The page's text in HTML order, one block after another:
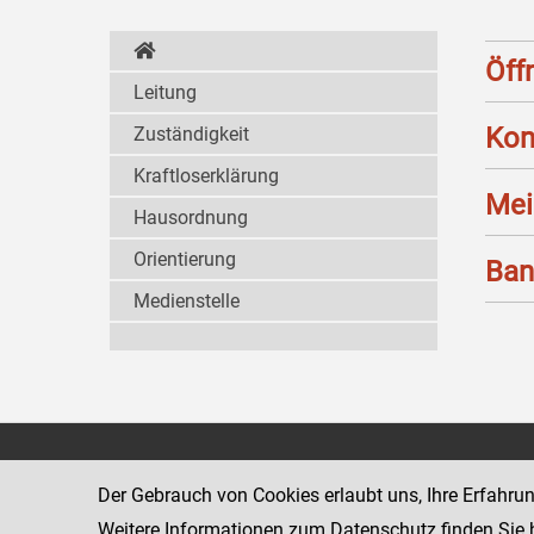
Leitung
Zuständigkeit
Kraftloserklärung
Hausordnung
Orientierung
Medienstelle
Zivilrechtssachen Wien
www.justiz.gv.at/wzl
Der Gebrauch von Cookies erlaubt uns, Ihre